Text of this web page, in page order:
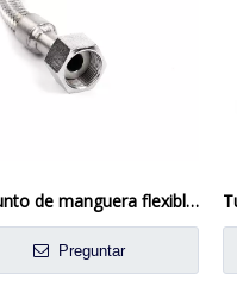
Conjunto de manguera flexible de acero inoxidable de alta resistencia
Preguntar